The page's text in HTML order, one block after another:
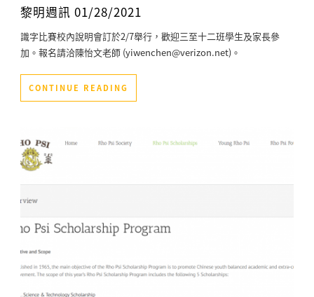
黎明週訊 01/28/2021
識字比賽校內說明會訂於2/7舉行，歡迎三至十二班學生及家長參
加。報名請洽陳怡文老師 (yiwenchen@verizon.net)。
CONTINUE READING